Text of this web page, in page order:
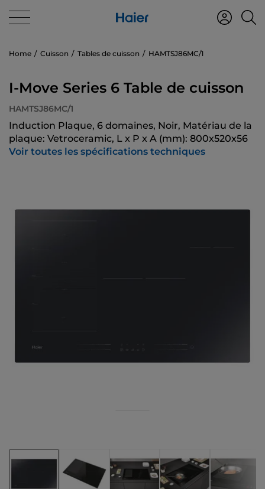
Home Cuisson Tables de cuisson HAMTSJ86MC/1
I-Move Series 6 Table de cuisson
HAMTSJ86MC/1
Induction Plaque, 6 domaines, Noir, Matériau de la
plaque: Vetroceramic, L x P x A (mm): 800x520x56
Voir toutes les spécifications techniques